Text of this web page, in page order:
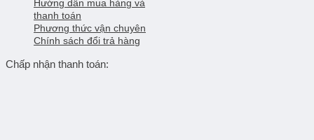
Hướng dẫn mua hàng và
thanh toán
Phương thức vận chuyên
Chính sách đổi trả hàng
Chấp nhận thanh toán: